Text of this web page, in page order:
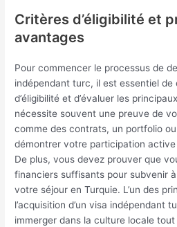
Critères d’éligibilité et
avantages
Pour commencer le processus de
indépendant turc, il est essentiel
d’éligibilité et d’évaluer les
nécessite souvent une preuve de
comme des contrats, un portfolio
démontrer votre participation
De plus, vous devez prouver que
financiers suffisants pour subvenir
votre séjour en Turquie. L’un des
l’acquisition d’un visa indépendant
immerger dans la culture locale